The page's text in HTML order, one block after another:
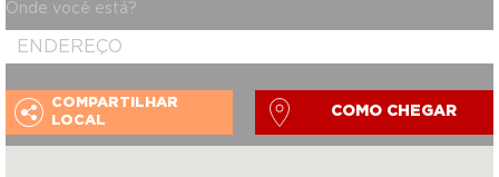
Onde você está?
COMPARTILHAR
LOCAL
COMO CHEGAR